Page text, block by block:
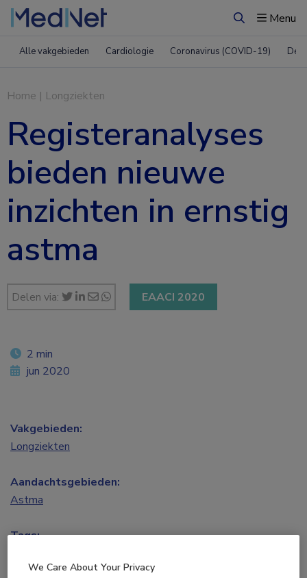
ZoekenMenu
Alle vakgebieden Cardiologie Coronavirus (COVID-19)
Home | Longziekten
Registeranalyses
bieden nieuwe
inzichten in ernstig
astma
Delen via: EAACI 2020
2 min
jun 2020
Vakgebieden:
Longziekten
Aandachtsgebieden:
Astma
Tags:
We Care About Your Privacy